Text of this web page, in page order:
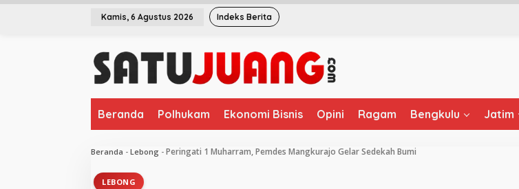
L
Kamis, 6 Agustus 2026 Indeks Berita
Beranda Polhukam Ekonomi Bisnis Opini Ragam Bengkulu Jatim
Beranda - Lebong - Peringati 1 Muharram, Pemdes Mangkurajo Gelar Sedekah Bumi
LEBONG